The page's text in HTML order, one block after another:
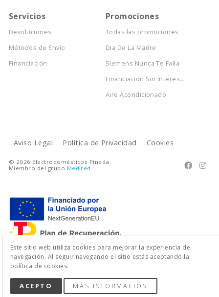
Servicios
Devoluciones
Métodos de Envío
Financiación
Promociones
Todas las promociones
Dia De La Madre
Siemens Nunca Te Falla
Financiación Sin Interes...
Aire Acondicionado
Aviso Legal Política de Privacidad Cookies
 
© 2026 Electrodomésticos Pineda.
Miembro del grupo Medired .
Este sitio web utiliza cookies para mejorar la experiencia de
navegación. Al seguir navegando el sitio estás aceptando la
política de cookies.
ACEPTO MÁS INFORMACIÓN